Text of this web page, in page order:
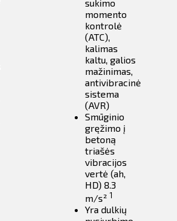
sukimo
momento
kontrolė
(ATC),
kalimas
kaltu, galios
mažinimas,
antivibracinė
sistema
(AVR)
Smūginio
gręžimo į
betoną
triašės
vibracijos
vertė (ah,
HD) 8.3
m/s² 1
Yra dulkių